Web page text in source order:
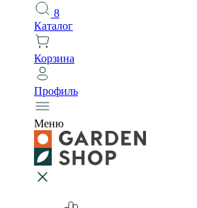
8
Каталог
Корзина
Профиль
Меню